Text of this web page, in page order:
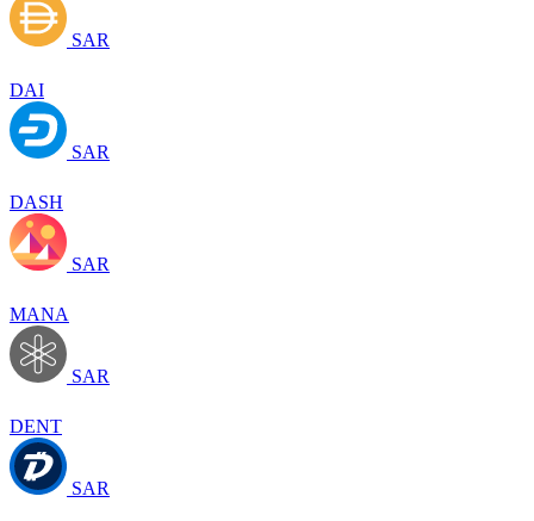
SAR
DAI
SAR
DASH
SAR
MANA
SAR
DENT
SAR